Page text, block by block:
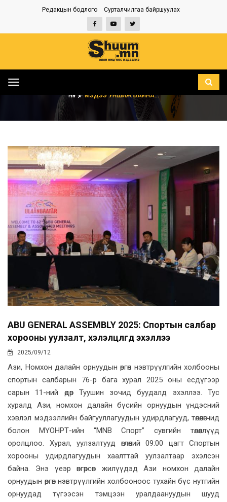
Редакцын бодлого Сурталчилгаа байршуулах
Toggle
НҮҮР МЭДЭЭ УНШИЖ БАЙНА...
ABU GENERAL ASSEMBLY 2025: Спортын салбар
хорооны уулзалт, хэлэлцүүлгүүд эхэллээ
2025/09/12
Ази, Номхон далайн орнуудын өргөн нэвтрүүлгийн холбооны
спортын салбарын 76-р бага хурал 2025 оны есдүгээр
сарын 11-ний өдөр Туушин зочид буудалд эхэллээ. Тус
хуралд Ази, номхон далайн бүсийн орнуудын үндэсний
хэвлэл мэдээллийн байгууллагуудын удирдлагууд, төлөөлөгчид
болон МҮОНРТ-ийн “MNB Спорт” сувгийн төлөөллүүд
оролцлоо. Хурал, уулзалтууд өглөөний 09:00 цагт Спортын
хорооны удирдлагуудын хаалттай уулзалтаар эхэлсэн
байна. Энэ үеэр өнгөрсөн жилүүдэд Ази номхон далайн
орнуудын өргөн нэвтрүүлгийн холбооноос тухайн бүс нутгийн
орнуудад түгээсэн тэмцээн уралдаануудын шууд